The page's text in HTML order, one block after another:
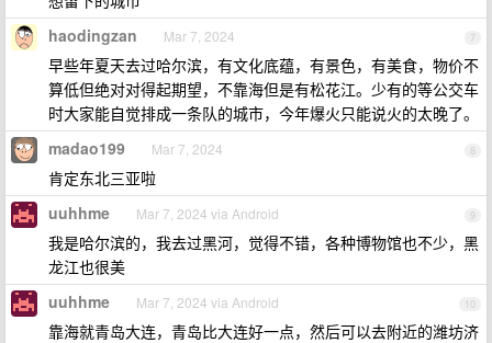
7
haodingzan Mar 7, 2024
早些年夏天去过哈尔滨，有文化底蕴，有景色，有美食，物价不
算低但绝对对得起期望，不靠海但是有松花江。少有的等公交车
时大家能自觉排成一条队的城市，今年爆火只能说火的太晚了。
8
madao199 Mar 7, 2024
肯定东北三亚啦
9
uuhhme Mar 7, 2024 via Android
我是哈尔滨的，我去过黑河，觉得不错，各种博物馆也不少，黑
龙江也很美
10
uuhhme Mar 7, 2024 via Android
靠海就青岛大连，青岛比大连好一点，然后可以去附近的潍坊济